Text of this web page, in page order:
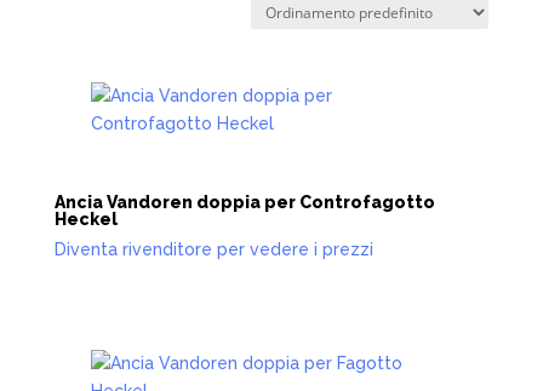
Ancia Vandoren doppia per Controfagotto
Heckel
Diventa rivenditore per vedere i prezzi